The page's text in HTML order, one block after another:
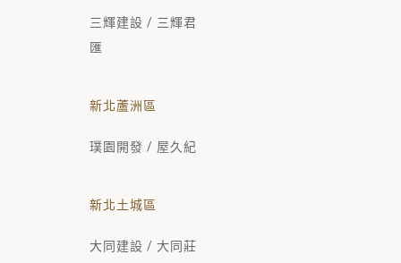
三輝建設 / 三輝君
匯
新北蘆洲區
璞園開發 / 屋久紀
新北土城區
大同建設 / 大同莊